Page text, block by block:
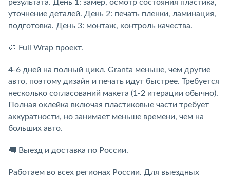
результата. День 1: замер, осмотр состояния пластика,
уточнение деталей. День 2: печать пленки, ламинация,
подготовка. День 3: монтаж, контроль качества.
🎨 Full Wrap проект.
4-6 дней на полный цикл. Granta меньше, чем другие
авто, поэтому дизайн и печать идут быстрее. Требуется
несколько согласований макета (1-2 итерации обычно).
Полная оклейка включая пластиковые части требует
аккуратности, но занимает меньше времени, чем на
больших авто.
🚚 Выезд и доставка по России.
Работаем во всех регионах России. Для выездных